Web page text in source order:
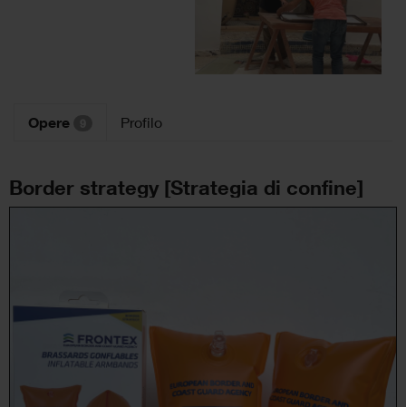
Opere Profilo
Border strategy [Strategia di confine]